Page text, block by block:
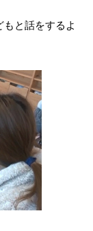
と話をするよ